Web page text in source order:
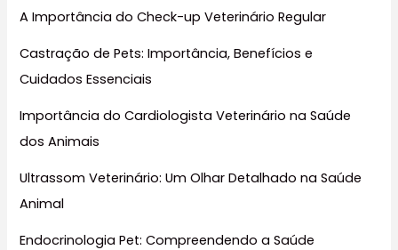
A Importância do Check-up Veterinário Regular
Castração de Pets: Importância, Benefícios e
Cuidados Essenciais
Importância do Cardiologista Veterinário na Saúde
dos Animais
Ultrassom Veterinário: Um Olhar Detalhado na Saúde
Animal
Endocrinologia Pet: Compreendendo a Saúde